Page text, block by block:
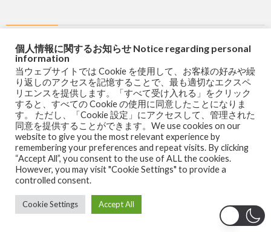
1分足 android
candlestick COVID-19 dash DataFrame
DatetimeIndex Excel Excel for mac FIT
googleカレンダー iOS iPad iphone javascript
Jupyter notebook kivy Mac
個人情報に関するお知らせ Notice regarding personal
information
当ウェブサイトでは Cookie を使用して、お客様の好みや繰
り返しのアクセスを記憶することで、最も適切なエクスペ
リエンスを提供します。「すべて受け入れる」をクリック
すると、すべての Cookie の使用に同意したことになりま
す。 ただし、「Cookie 設定」にアクセスして、管理された
同意を提供することができます。We use cookies on our
website to give you the most relevant experience by
remembering your preferences and repeat visits. By clicking
“Accept All”, you consent to the use of ALL the cookies.
However, you may visit "Cookie Settings" to provide a
controlled consent.
Cookie Settings Accept All